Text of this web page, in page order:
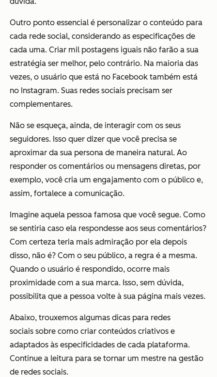
Outro ponto essencial é personalizar o conteúdo para
cada rede social, considerando as especificações de
cada uma. Criar mil postagens iguais não farão a sua
estratégia ser melhor, pelo contrário. Na maioria das
vezes, o usuário que está no Facebook também está
no Instagram. Suas redes sociais precisam ser
complementares.
Não se esqueça, ainda, de interagir com os seus
seguidores. Isso quer dizer que você precisa se
aproximar da sua persona de maneira natural. Ao
responder os comentários ou mensagens diretas, por
exemplo, você cria um engajamento com o público e,
assim, fortalece a comunicação.
Imagine aquela pessoa famosa que você segue. Como
se sentiria caso ela respondesse aos seus comentários?
Com certeza teria mais admiração por ela depois
disso, não é? Com o seu público, a regra é a mesma.
Quando o usuário é respondido, ocorre mais
proximidade com a sua marca. Isso, sem dúvida,
possibilita que a pessoa volte à sua página mais vezes.
Abaixo, trouxemos algumas dicas para redes
sociais sobre como criar conteúdos criativos e
adaptados às especificidades de cada plataforma.
Continue a leitura para se tornar um mestre na gestão
de redes sociais.